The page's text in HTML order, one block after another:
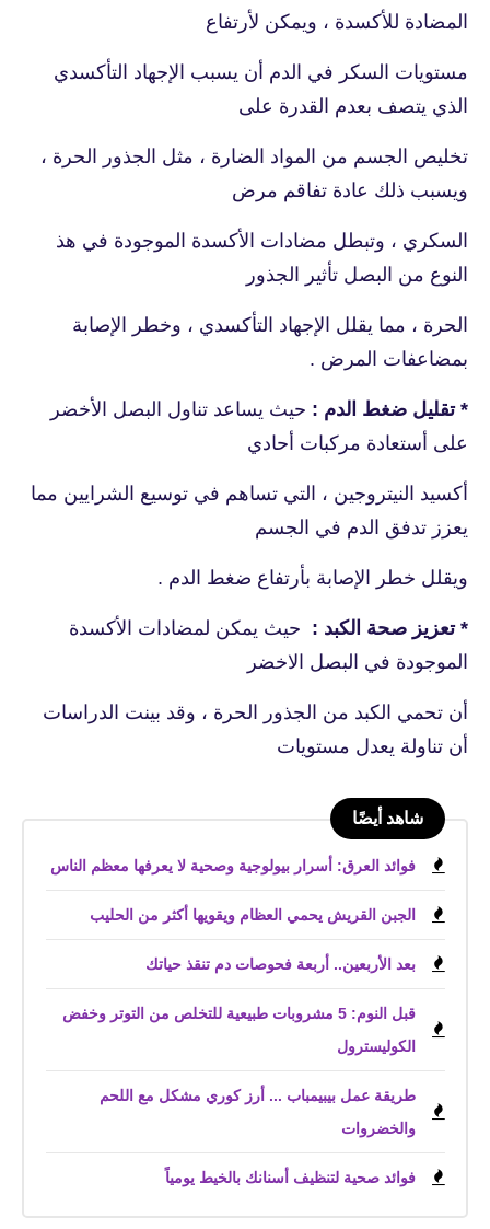
المضادة للأكسدة ، ويمكن لأرتفاع
مستويات السكر في الدم أن يسبب الإجهاد التأكسدي
الذي يتصف بعدم القدرة على
تخليص الجسم من المواد الضارة ، مثل الجذور الحرة ،
ويسبب ذلك عادة تفاقم مرض
السكري ، وتبطل مضادات الأكسدة الموجودة في هذ
النوع من البصل تأثير الجذور
الحرة ، مما يقلل الإجهاد التأكسدي ، وخطر الإصابة
بمضاعفات المرض .
* تقليل ضغط الدم : حيث يساعد تناول البصل الأخضر
على أستعادة مركبات أحادي
أكسيد النيتروجين ، التي تساهم في توسيع الشرايين مما
يعزز تدفق الدم في الجسم
ويقلل خطر الإصابة بأرتفاع ضغط الدم .
* تعزيز صحة الكبد : حيث يمكن لمضادات الأكسدة
الموجودة في البصل الاخضر
أن تحمي الكبد من الجذور الحرة ، وقد بينت الدراسات
أن تناولة يعدل مستويات
شاهد أيضًا
فوائد العرق: أسرار بيولوجية وصحية لا يعرفها معظم الناس
الجبن القريش يحمي العظام ويقويها أكثر من الحليب
بعد الأربعين.. أربعة فحوصات دم تنقذ حياتك
قبل النوم: 5 مشروبات طبيعية للتخلص من التوتر وخفض
الكوليسترول
طريقة عمل بيبيمباب ... أرز كوري مشكل مع اللحم
والخضروات
فوائد صحية لتنظيف أسنانك بالخيط يومياً